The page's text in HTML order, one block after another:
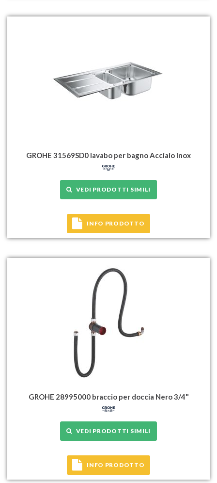
GROHE 31569SD0 lavabo per bagno Acciaio inox
VEDI PRODOTTI SIMILI
INFO PRODOTTO
GROHE 28995000 braccio per doccia Nero 3/4"
VEDI PRODOTTI SIMILI
INFO PRODOTTO